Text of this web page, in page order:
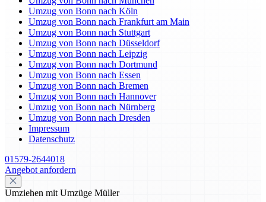
Umzug von Bonn nach Köln
Umzug von Bonn nach Frankfurt am Main
Umzug von Bonn nach Stuttgart
Umzug von Bonn nach Düsseldorf
Umzug von Bonn nach Leipzig
Umzug von Bonn nach Dortmund
Umzug von Bonn nach Essen
Umzug von Bonn nach Bremen
Umzug von Bonn nach Hannover
Umzug von Bonn nach Nürnberg
Umzug von Bonn nach Dresden
Impressum
Datenschutz
01579-2644018
Angebot anfordern
Umziehen mit Umzüge Müller